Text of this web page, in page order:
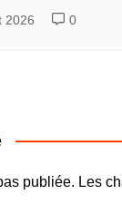
2026 0
publiée. Les